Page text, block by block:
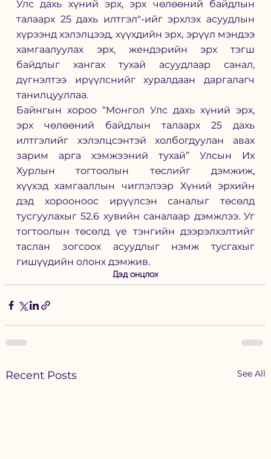
Улс дахь хүний эрх, эрх чөлөөний байдлын
талаарх 25 дахь илтгэл"-ийг эрхлэх асуудлын
хүрээнд хэлэлцээд, хүүхдийн эрх, эрүүл мэндээ
хамгаалуулах эрх, жендэрийн эрх тэгш
байдлыг хангах тухай асуудлаар санал,
дүгнэлтээ ирүүлснийг хуралдаан даргалагч
танилцууллаа.
Байнгын хороо “Монгол Улс дахь хүний эрх,
эрх чөлөөний байдлын талаарх 25 дахь
илтгэлийг хэлэлцсэнтэй холбогдуулан авах
зарим арга хэмжээний тухай” Улсын Их
Хурлын тогтоолын төслийг дэмжиж,
хүүхэд хамгааллын чиглэлээр Хүний эрхийн
дэд хорооноос ирүүлсэн саналыг төсөлд
тусгуулахыг 52.6 хувийн саналаар дэмжлээ. Уг
тогтоолын төсөлд үе тэнгийн дээрэлхэлтийг
таслан зогсоох асуудлыг нэмж тусгахыг
гишүүдийн олонх дэмжив.
Дэд онцлох
Recent Posts See All